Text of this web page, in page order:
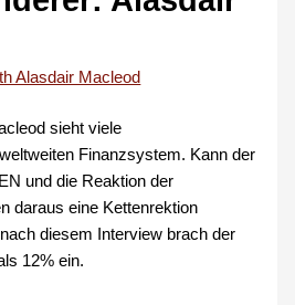
Alasdair Macleod
sieht viele
Finanzsystem. Kann der
und die Reaktion der
daraus eine Kettenrektion
diesem Interview brach der
12% ein.